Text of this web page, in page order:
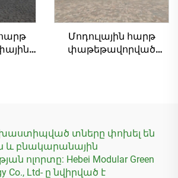
Մոդուլային հարթ
փաթեթավորված
տները փոխել են
և բնակարանային
ոլորտը: Hebei Modular Green
Co., Ltd- ը նվիրված է